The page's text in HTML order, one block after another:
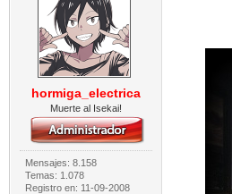
hormiga_electrica
Muerte al Isekai!
Mensajes: 8.158
Temas: 1.078
Registro en: 11-09-2008